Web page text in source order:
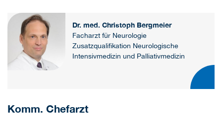
Dr. med. Christoph Bergmeier
Facharzt für Neurologie
Zusatzqualifikation Neurologische
Intensivmedizin und Palliativmedizin
Komm. Chefarzt